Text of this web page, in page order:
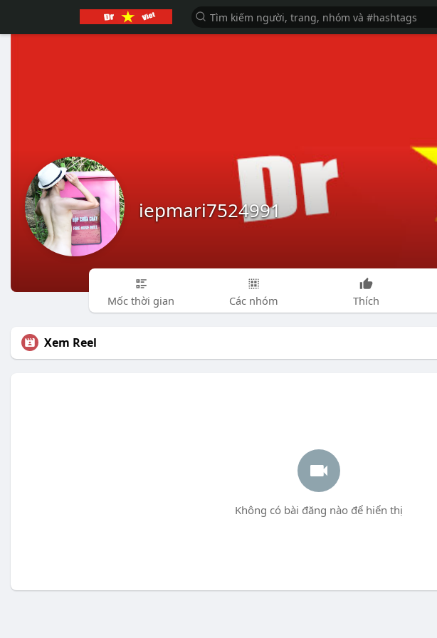
iepmari7524991
Mốc thời gian Các nhóm Thích
Xem Reel
Không có bài đăng nào để hiển thị